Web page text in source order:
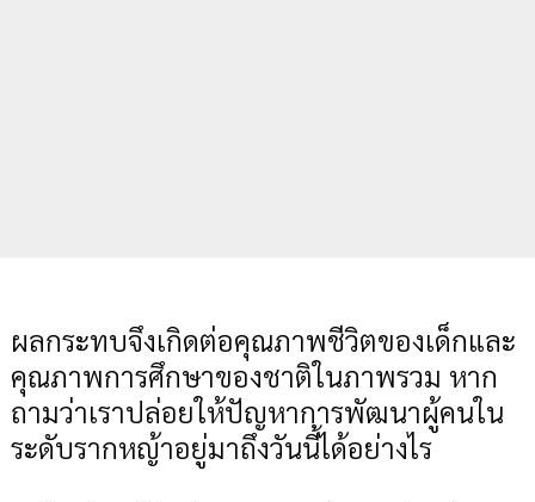
ผลกระทบจึงเกิดต่อคุณภาพชีวิตของเด็กและ
คุณภาพการศึกษาของชาติในภาพรวม หาก
ถามว่าเราปล่อยให้ปัญหาการพัฒนาผู้คนใน
ระดับรากหญ้าอยู่มาถึงวันนี้ได้อย่างไร